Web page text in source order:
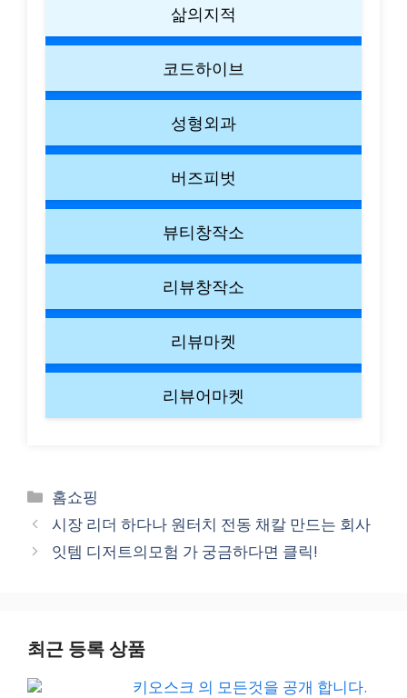
삶의지적
코드하이브
성형외과
버즈피벗
뷰티창작소
리뷰창작소
리뷰마켓
리뷰어마켓
Categories
홈쇼핑
시장 리더 하다나 원터치 전동 채칼 만드는 회사
잇템 디저트의모험 가 궁금하다면 클릭!
최근 등록 상품
키오스크 의 모든것을 공개 합니다.